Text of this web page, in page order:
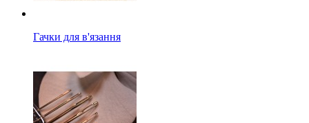
Гачки для в'язання